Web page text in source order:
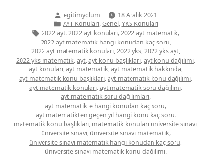
Yazan:
egitimyolum
18 Aralık 2021
Yazı
kategorisi
AYT Konuları,Genel,YKS Konuları
Etiketler:
2022 ayt,2022 ayt konuları,2022 ayt matematik,
2022 ayt matematik hangi konudan kaç soru,
2022 ayt matematik konuları,2022 yks,2022 yks ayt,
2022 yks matematik,ayt,ayt konu başlıkları,ayt konu dağılımı,
ayt konuları,ayt matematik,ayt matematik hakkında,
ayt matematik konu başlıkları,ayt matematik konu dağılımı,
ayt matematik konuları,ayt matematik soru dağılımı,
ayt matematik soru dağılımları,
ayt matematikte hangi konudan kaç soru,
ayt matematikten geçen yıl hangi konu kaç soru,
matematik konu başlıkları, matematik konuları üniversite sınavı,
üniversite sınavı, üniversite sınavı matematik,
üniversite sınavı matematik hangi konudan kaç soru,
üniversite sınavı matematik konu dağılımı,